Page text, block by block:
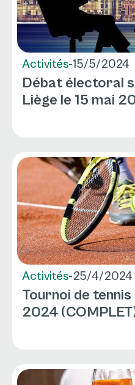
Activités-15/5/2024
Débat électoral
Liège le 15 mai
Activités-25/4/2024
Tournoi de
2024